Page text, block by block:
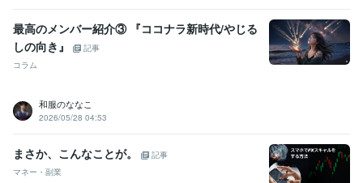
得意分野
集客・マーケティング相談
『マーケティング』を武器にしたコンサ
ル
ココナラ攻略コンテン
トコンサル ３日コンサル
のレベルアップ
ノウハウ 副業 実績 相談 ジャンル コンサル
ココナラ
資産運用・副業の相談 毎月６桁収益継続中の副業を伝授
初心者 収益化
オリジナル
最高のメンバー紹介③ 『ココナラ新時代/やじる
しの向き』
記事
コラム
和服のななこ
2026/05/28 04:53
まさか、こんなことが。
記事
マネー・副業